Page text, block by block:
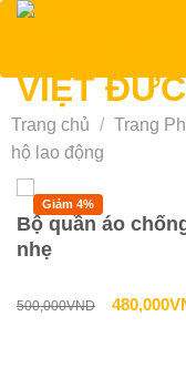
Bỏ
dung
Trang chủ / Trang
hộ lao động
Giảm 4%
Bộ quần áo
nhẹ
500,000VND
Giá
480,000